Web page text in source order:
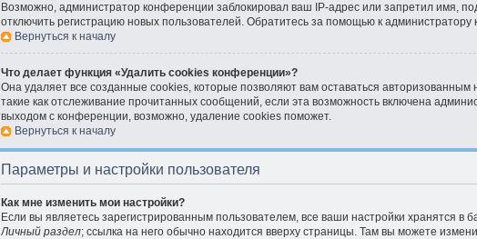
Возможно, администратор конференции заблокировал ваш IP-адрес или запретил имя,
отключить регистрацию новых пользователей. Обратитесь за помощью к администратору
Вернуться к началу
Что делает функция «Удалить cookies конференции»?
Она удаляет все созданные cookies, которые позволяют вам оставаться
такие как отслеживание прочитанных сообщений, если эта возможность включена
выходом с конференции, возможно, удаление cookies поможет.
Вернуться к началу
Параметры и настройки пользователя
Как мне изменить мои настройки?
Если вы являетесь зарегистрированным пользователем, все ваши настройки хранятся
Личный раздел; ссылка на него обычно находится вверху страницы. Там вы можете